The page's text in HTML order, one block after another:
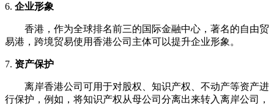
6. 企业形象
香港，作为全球排名前三的国际金融中心，著名的自由贸
易港，跨境贸易使用香港公司主体可以提升企业形象。
7. 资产保护
离岸香港公司可用于对股权、知识产权、不动产等资产进
行保护，例如，将知识产权从母公司分离出来转入离岸公司，